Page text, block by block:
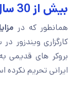
بیش از 30 سال
همانطور که در
بروکر های قدیمی
ایرانی تحریم نکرده